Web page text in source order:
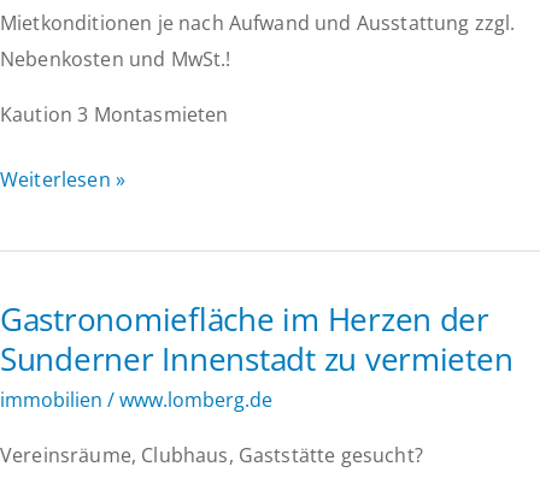
Mietkonditionen je nach Aufwand und Ausstattung zzgl.
Nebenkosten und MwSt.!
Kaution 3 Montasmieten
*PROVISIONSFREI*
ca.
–
20.577
m²
am
Weiterlesen »
Gastronomiefläche im Herzen der
Sunderner Innenstadt zu vermieten
immobilien /www.lomberg.de
Vereinsräume, Clubhaus, Gaststätte gesucht?